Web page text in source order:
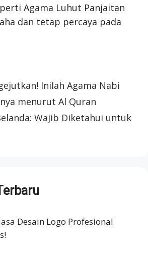
Agama Luhut Panjaitan
dan tetap percaya pada
Inilah Agama Nabi
menurut Al Quran
Wajib Diketahui untuk
Desain Logo Profesional